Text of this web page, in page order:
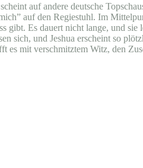
auf andere deutsche
auf den Regiestuhl. Im
gibt. Es dauert nicht lange, und
sich, und Jeshua erscheint so
es mit verschmitztem Witz, den